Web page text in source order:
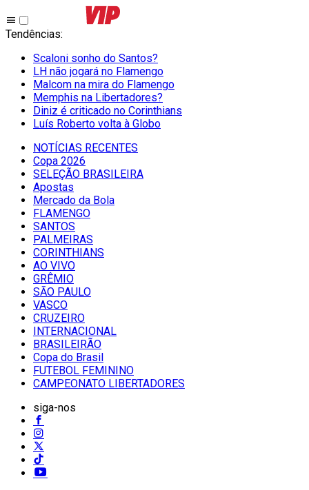
Tendências:
Scaloni sonho do Santos?
LH não jogará no Flamengo
Malcom na mira do Flamengo
Memphis na Libertadores?
Diniz é criticado no Corinthians
Luís Roberto volta à Globo
NOTÍCIAS RECENTES
Copa 2026
SELEÇÃO BRASILEIRA
Apostas
Mercado da Bola
FLAMENGO
SANTOS
PALMEIRAS
CORINTHIANS
AO VIVO
GRÊMIO
SĀO PAULO
VASCO
CRUZEIRO
INTERNACIONAL
BRASILEIRÃO
Copa do Brasil
FUTEBOL FEMININO
CAMPEONATO LIBERTADORES
siga-nos